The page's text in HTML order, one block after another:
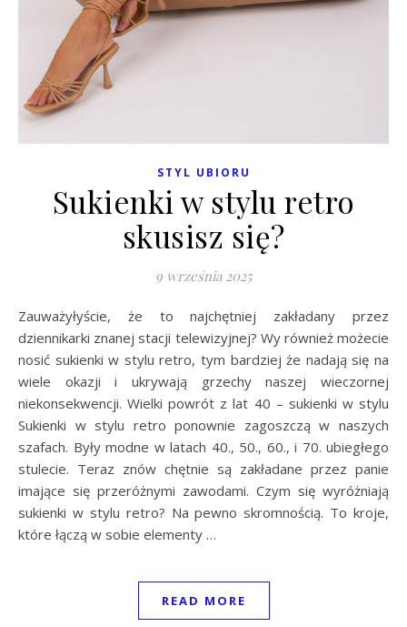
STYL UBIORU
Sukienki w stylu retro
skusisz się?
9 września 2025
Zauważyłyście, że to najchętniej zakładany przez
dziennikarki znanej stacji telewizyjnej? Wy również możecie
nosić sukienki w stylu retro, tym bardziej że nadają się na
wiele okazji i ukrywają grzechy naszej wieczornej
niekonsekwencji. Wielki powrót z lat 40 – sukienki w stylu
Sukienki w stylu retro ponownie zagoszczą w naszych
szafach. Były modne w latach 40., 50., 60., i 70. ubiegłego
stulecie. Teraz znów chętnie są zakładane przez panie
imające się przeróżnymi zawodami. Czym się wyróżniają
sukienki w stylu retro? Na pewno skromnością. To kroje,
które łączą w sobie elementy …
READ MORE